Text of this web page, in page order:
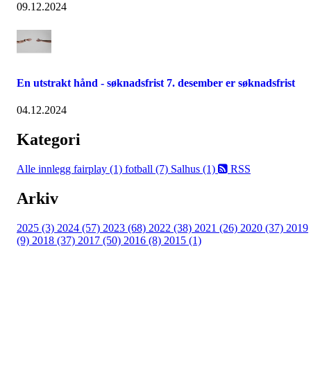
09.12.2024
En utstrakt hånd - søknadsfrist 7. desember er søknadsfrist
04.12.2024
Kategori
Alle innlegg fairplay (1) fotball (7) Salhus (1) RSS
Arkiv
2025 (3) 2024 (57) 2023 (68) 2022 (38) 2021 (26) 2020 (37) 2019
(9) 2018 (37) 2017 (50) 2016 (8) 2015 (1)